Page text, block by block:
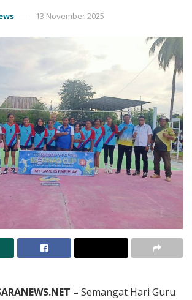
13 November 2025
– Semangat Hari Guru